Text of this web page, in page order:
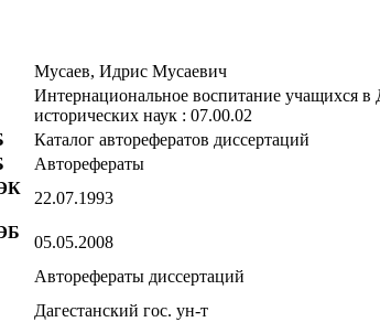
Мусаев, Идрис Мусаевич
Интернациональное воспитание учащихся в
исторических наук : 07.00.02
Каталог авторефератов диссертаций
Авторефераты
22.07.1993
05.05.2008
Авторефераты диссертаций
Дагестанский гос. ун-т